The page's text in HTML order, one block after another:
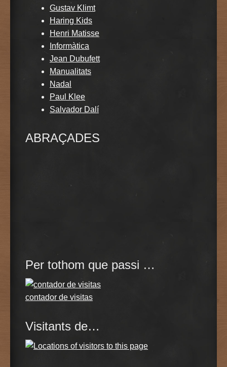
Gustav Klimt
Haring Kids
Henri Matisse
Informàtica
Jean Dubufett
Manualitats
Nadal
Paul Klee
Salvador Dalí
ABRAÇADES
Per tothom que passi …
contador de visitas
Visitants de…